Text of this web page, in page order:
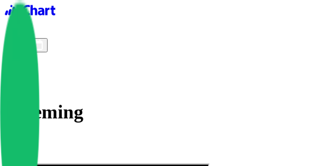
iChart logo
Blueming